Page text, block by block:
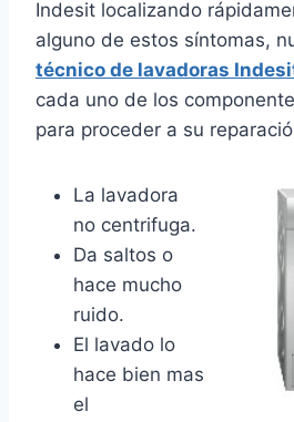
Indesit localizando
alguno de estos síntomas,
técnico de lavadoras
cada uno de los
para proceder a su
La lavadora
no centrifuga.
Da saltos o
hace mucho
ruido.
El lavado lo
hace bien mas
el